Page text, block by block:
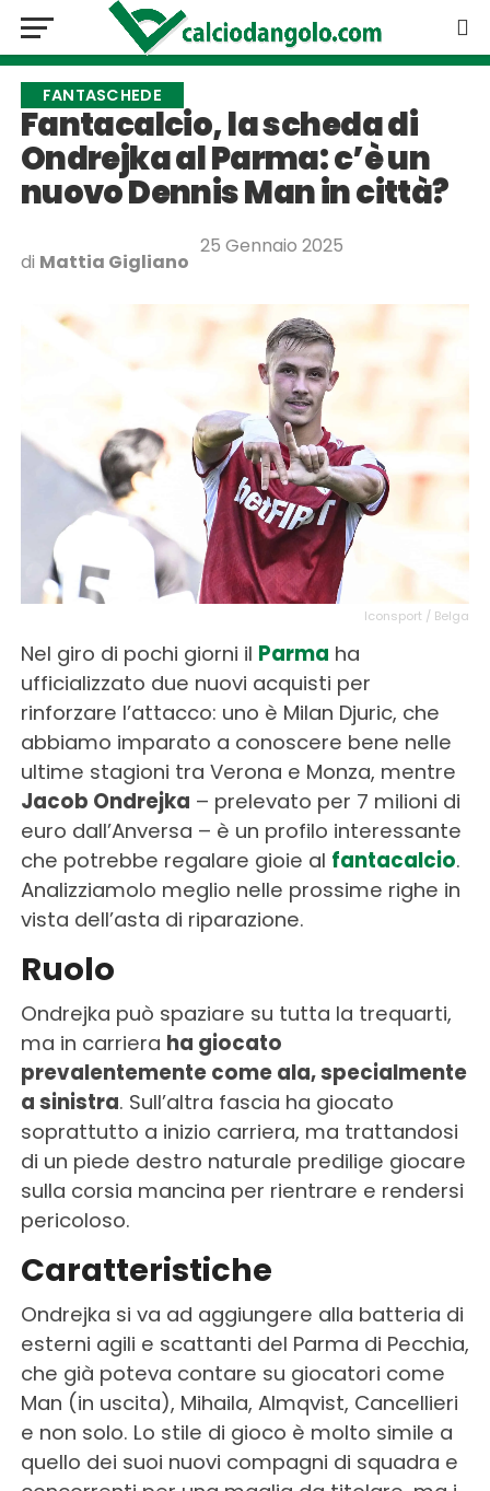
FANTASCHEDE
Fantacalcio, la scheda di
Ondrejka al Parma: c’è un
nuovo Dennis Man in città?
di Mattia Gigliano
25 Gennaio 2025
Iconsport / Belga
Nel giro di pochi giorni il Parma ha
ufficializzato due nuovi acquisti per
rinforzare l’attacco: uno è Milan Djuric, che
abbiamo imparato a conoscere bene nelle
ultime stagioni tra Verona e Monza, mentre
Jacob Ondrejka – prelevato per 7 milioni di
euro dall’Anversa – è un profilo interessante
che potrebbe regalare gioie al fantacalcio.
Analizziamolo meglio nelle prossime righe in
vista dell’asta di riparazione.
Ruolo
Ondrejka può spaziare su tutta la trequarti,
ma in carriera ha giocato
prevalentemente come ala, specialmente
a sinistra. Sull’altra fascia ha giocato
soprattutto a inizio carriera, ma trattandosi
di un piede destro naturale predilige giocare
sulla corsia mancina per rientrare e rendersi
pericoloso.
Caratteristiche
Ondrejka si va ad aggiungere alla batteria di
esterni agili e scattanti del Parma di Pecchia,
che già poteva contare su giocatori come
Man (in uscita), Mihaila, Almqvist, Cancellieri
e non solo. Lo stile di gioco è molto simile a
quello dei suoi nuovi compagni di squadra e